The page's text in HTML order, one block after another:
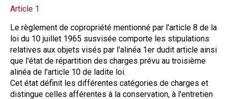
Article 1
Le règlement de copropriété mentionné par l'article 8 de la
loi du 10 juillet 1965 susvisée comporte les stipulations
relatives aux objets visés par l'alinéa 1er dudit article ainsi
que l'état de répartition des charges prévu au troisième
alinéa de l'article 10 de ladite loi.
Cet état définit les différentes catégories de charges et
distingue celles afférentes à la conservation, à l'entretien